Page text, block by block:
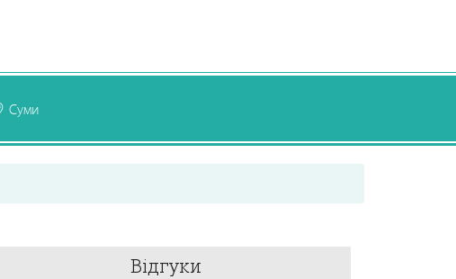
Суми
Відгуки